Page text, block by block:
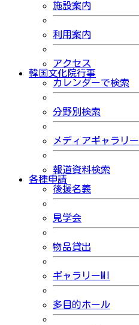
施設案内
利用案内
アクセス
韓国文化院行事
カレンダーで検索
分野別検索
メディアギャラリー
報道資料検索
各種申請
後援名義
見学会
物品貸出
ギャラリーMI
多目的ホール